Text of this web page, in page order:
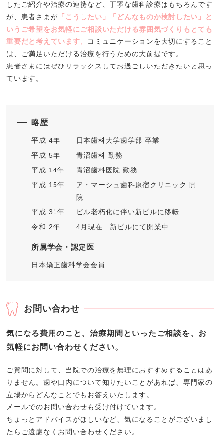
したご紹介や治療の連携など、丁寧な歯科診療はもちろんです
が、患者さまが 「こうしたい」「どんなものか検討したい」と
いうご希望をお気軽にご相談いただける雰囲気づくりもとても
重要だと考えています。
コミュニケーションを大切にすること
は、ご満足いただける治療を行うための大前提です。
患者さまにはぜひリラックスしてお過ごしいただきたいと思っ
ています。
略歴
平成 4年
日本歯科大学歯学部 卒業
平成 5年
青沼歯科 勤務
平成 14年
青沼歯科医院 勤務
平成 15年
ア・マーシュ歯科原宿クリニック 開
院
平成 31年
ビル老朽化に伴い新ビルに移転
令和 2年
4月現在 新ビルにて開業中
所属学会・認定医
日本矯正歯科学会会員
お問い合わせ
気になる費用のこと、治療期間といったご相談を、お
気軽にお問い合わせください。
ご質問に対して、当院での治療を無理におすすめすることはあ
りません。歯や口内について知りたいことがあれば、専門家の
立場からどんなことでもお答えいたします。
メールでのお問い合わせも受け付けています。
ちょっとアドバイスがほしいなど、気になることがございまし
たらご遠慮なくお問い合わせください。